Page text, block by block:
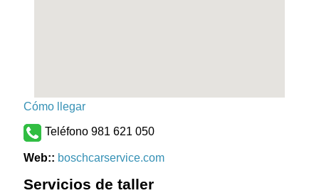
Cómo llegar
Teléfono 981 621 050
Web:: boschcarservice.com
Servicios de taller